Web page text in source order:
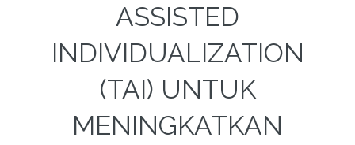
ASSISTED
INDIVIDUALIZATION
(TAI) UNTUK
MENINGKATKAN